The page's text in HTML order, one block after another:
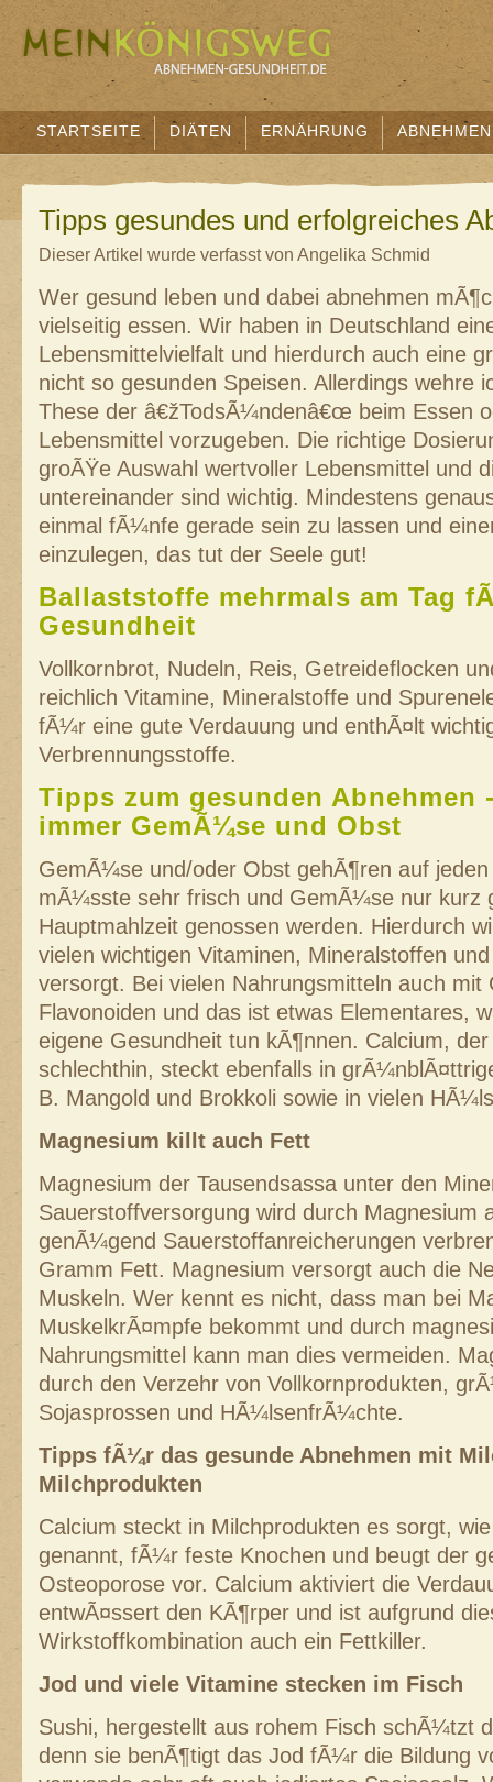
STARTSEITE DIÄTEN ERNÄHRUNG ABNEHMEN
Tipps gesundes und erfolgreiches
Dieser Artikel wurde verfasst von Angelika Schmid
Wer gesund leben und dabei abnehmen
vielseitig essen. Wir haben in Deutschland
Lebensmittelvielfalt und hierdurch auch eine
nicht so gesunden Speisen. Allerdings wehre
These der â€žTodsÃ¼ndenâ€œ beim Essen
Lebensmittel vorzugeben. Die richtige
groÃŸe Auswahl wertvoller Lebensmittel und
untereinander sind wichtig. Mindestens
einmal fÃ¼nfe gerade sein zu lassen und
einzulegen, das tut der Seele gut!
Ballaststoffe mehrmals am Tag
Gesundheit
Vollkornbrot, Nudeln, Reis, Getreideflocken
reichlich Vitamine, Mineralstoffe und
fÃ¼r eine gute Verdauung und enthÃ¤lt
Verbrennungsstoffe.
Tipps zum gesunden Abnehmen
immer GemÃ¼se und Obst
GemÃ¼se und/oder Obst gehÃ¶ren auf jeden
mÃ¼sste sehr frisch und GemÃ¼se nur kurz
Hauptmahlzeit genossen werden. Hierdurch
vielen wichtigen Vitaminen, Mineralstoffen
versorgt. Bei vielen Nahrungsmitteln auch mit
Flavonoiden und das ist etwas Elementares,
eigene Gesundheit tun kÃ¶nnen. Calcium,
schlechthin, steckt ebenfalls in
B. Mangold und Brokkoli sowie in vielen
Magnesium killt auch Fett
Magnesium der Tausendsassa unter den
Sauerstoffversorgung wird durch Magnesium
genÃ¼gend Sauerstoffanreicherungen
Gramm Fett. Magnesium versorgt auch die
Muskeln. Wer kennt es nicht, dass man bei
MuskelkrÃ¤mpfe bekommt und durch
Nahrungsmittel kann man dies vermeiden.
durch den Verzehr von Vollkornprodukten,
Sojasprossen und HÃ¼lsenfrÃ¼chte.
Tipps fÃ¼r das gesunde Abnehmen mit
Milchprodukten
Calcium steckt in Milchprodukten es sorgt,
genannt, fÃ¼r feste Knochen und beugt der
Osteoporose vor. Calcium aktiviert die
entwÃ¤ssert den KÃ¶rper und ist aufgrund
Wirkstoffkombination auch ein Fettkiller.
Jod und viele Vitamine stecken im Fisch
Sushi, hergestellt aus rohem Fisch schÃ¼tzt
denn sie benÃ¶tigt das Jod fÃ¼r die Bildung